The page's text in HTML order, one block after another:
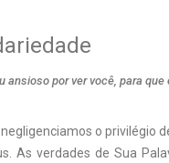
por ver você, para
o privilégio
As verdades de Sua